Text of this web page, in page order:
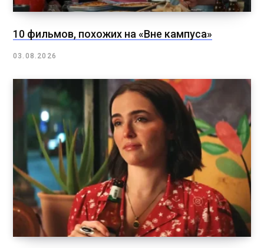
10 фильмов, похожих на «Вне кампуса»
03.08.2026